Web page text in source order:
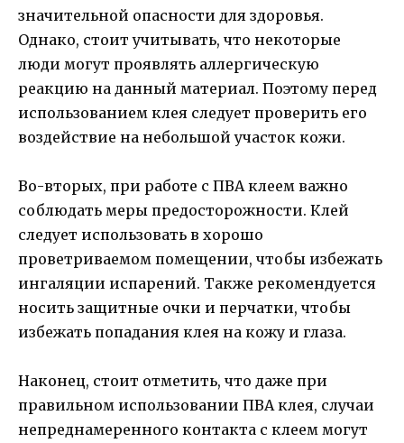
значительной опасности для здоровья.
Однако, стоит учитывать, что некоторые
люди могут проявлять аллергическую
реакцию на данный материал. Поэтому перед
использованием клея следует проверить его
воздействие на небольшой участок кожи.
Во-вторых, при работе с ПВА клеем важно
соблюдать меры предосторожности. Клей
следует использовать в хорошо
проветриваемом помещении, чтобы избежать
ингаляции испарений. Также рекомендуется
носить защитные очки и перчатки, чтобы
избежать попадания клея на кожу и глаза.
Наконец, стоит отметить, что даже при
правильном использовании ПВА клея, случаи
непреднамеренного контакта с клеем могут